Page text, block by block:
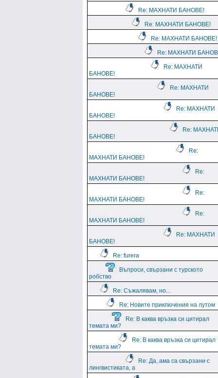
Re: МАХНАТИ БАНОВЕ!
Re: МАХНАТИ БАНОВЕ!
Re: МАХНАТИ БАНОВЕ!
Re: МАХНАТИ
Re: МАХНАТИ
БАНОВЕ!
Re: МАХНАТИ
БАНОВЕ!
Re: МАХНАТИ
БАНОВЕ!
Re:
БАНОВЕ!
Re:
МАХНАТИ БАНОВЕ!
Re:
МАХНАТИ БАНОВЕ!
Re:
МАХНАТИ БАНОВЕ!
Re:
МАХНАТИ БАНОВЕ!
Re: МАХНАТИ
БАНОВЕ!
Re: furera
Въпроси, свързани с турското
робство
Re: Съжалявам, но...
Re: Новите приключения на лутом
Re: В каква връзка си цитирал
темата ми?
Re: В каква връзка си цитирал
темата ми?
Re: Да, ама са свързани с
лингвистиката, а